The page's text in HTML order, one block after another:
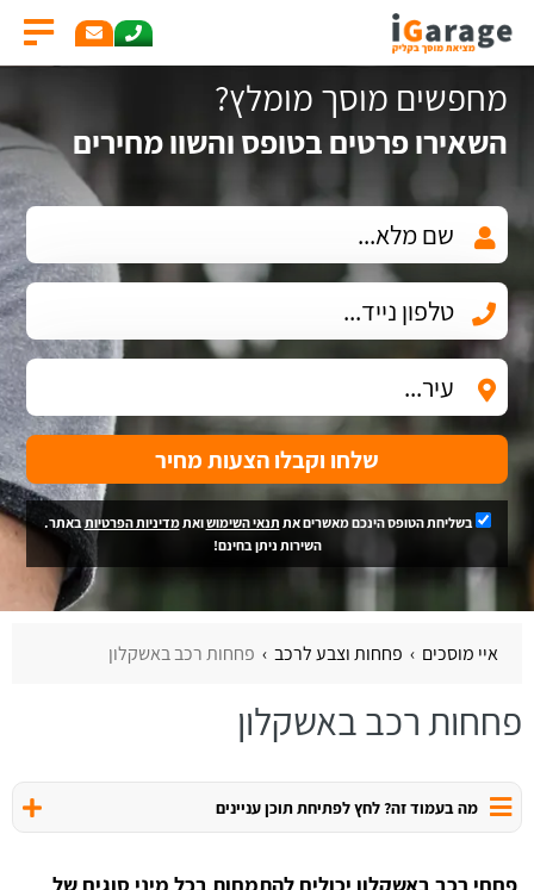
מחפשים מוסך מומלץ?
השאירו פרטים בטופס והשוו מחירים
שלחו וקבלו הצעות מחיר
בשליחת הטופס הינכם מאשרים את תנאי השימושואתמדיניות הפרטיותבאתר.
השירות ניתן בחינם!
איי מוסכים פחחות וצבע לרכב פחחות רכב באשקלון
פחחות רכב באשקלון
מה בעמוד זה? לחץ לפתיחת תוכן עניינים